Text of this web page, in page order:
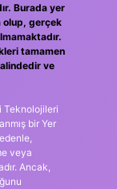
Burada yer
olup, gerçek
tamamen
ve
Teknolojileri
bir Yer
veya
Ancak,